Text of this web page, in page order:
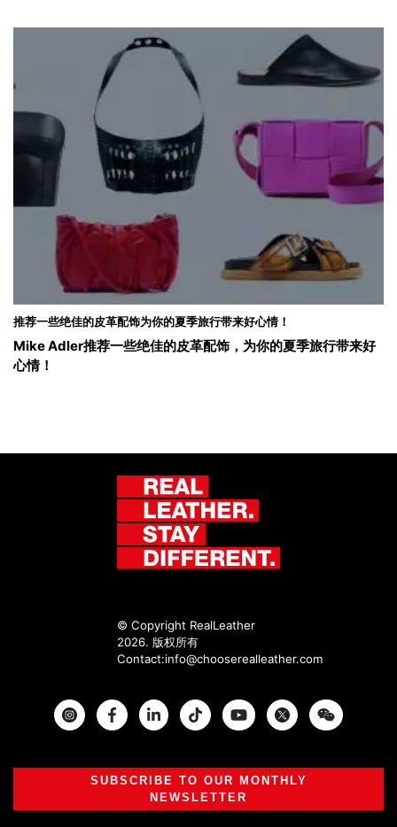
推荐一些绝佳的皮革配饰为你的夏季旅行带来好心情！
Mike Adler推荐一些绝佳的皮革配饰，为你的夏季旅行带来好
心情！
© Copyright RealLeather
2026. 版权所有
Contact:info@chooserealleather.com
InstagramFacebook Twitter
SUBSCRIBE TO OUR MONTHLY
NEWSLETTER